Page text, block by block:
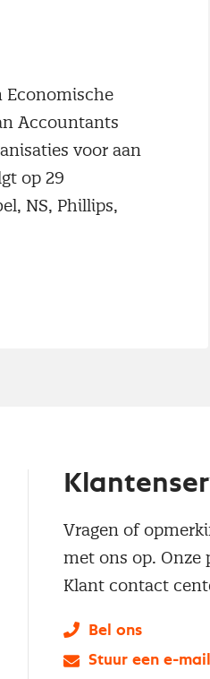
Economische
Accountants
voor aan
op 29
NS, Phillips,
Vragen of
met ons op. Onze
Klant contact
Bel ons
Stuur een e-mail